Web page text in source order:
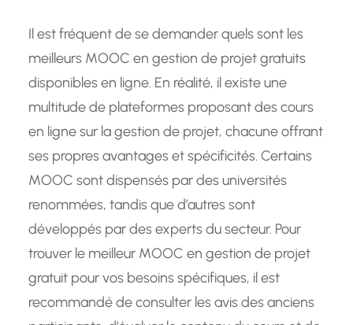
Il est fréquent de se demander quels sont les
meilleurs MOOC en gestion de projet gratuits
disponibles en ligne. En réalité, il existe une
multitude de plateformes proposant des cours
en ligne sur la gestion de projet, chacune offrant
ses propres avantages et spécificités. Certains
MOOC sont dispensés par des universités
renommées, tandis que d’autres sont
développés par des experts du secteur. Pour
trouver le meilleur MOOC en gestion de projet
gratuit pour vos besoins spécifiques, il est
recommandé de consulter les avis des anciens